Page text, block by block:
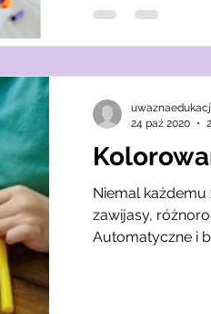
Niemal każdemu
zawijasy,
Automatyczne i
24 paź 2020